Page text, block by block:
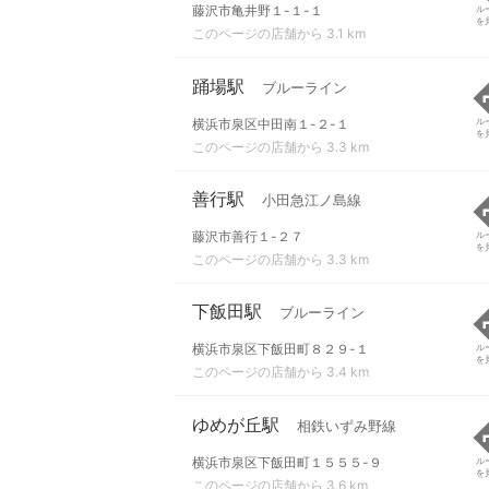
藤沢市亀井野１-１-１
このページの店舗から 3.1 km
ル
を
踊場駅 ブルーライン
横浜市泉区中田南１-２-１
このページの店舗から 3.3 km
ル
を
善行駅 小田急江ノ島線
藤沢市善行１-２７
このページの店舗から 3.3 km
ル
を
下飯田駅 ブルーライン
横浜市泉区下飯田町８２９-１
このページの店舗から 3.4 km
ル
を
ゆめが丘駅 相鉄いずみ野線
横浜市泉区下飯田町１５５５-９
このページの店舗から 3.6 km
ル
を